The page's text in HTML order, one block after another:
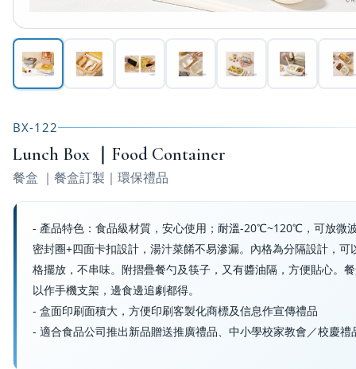
BX-122
Lunch Box ｜Food Container
餐盒 ｜餐盒訂製｜環保禮品
- 產品特色：食品級材質，安心使用；耐溫-20℃~120℃，可放微
密封圈+四面卡扣設計，湯汁菜餚不易滲漏。內格為分隔設計，可
格擺放，不串味。附摺疊餐勺及筷子，又有醬油隔，方便貼心。
以作手機支架，邊食邊追劇都得。
- 盒面印刷面積大，方便印刷客製化商標及信息作宣傳禮品
- 適合食品公司推出新品贈送推廣禮品、中小學校家教會／校慶禮